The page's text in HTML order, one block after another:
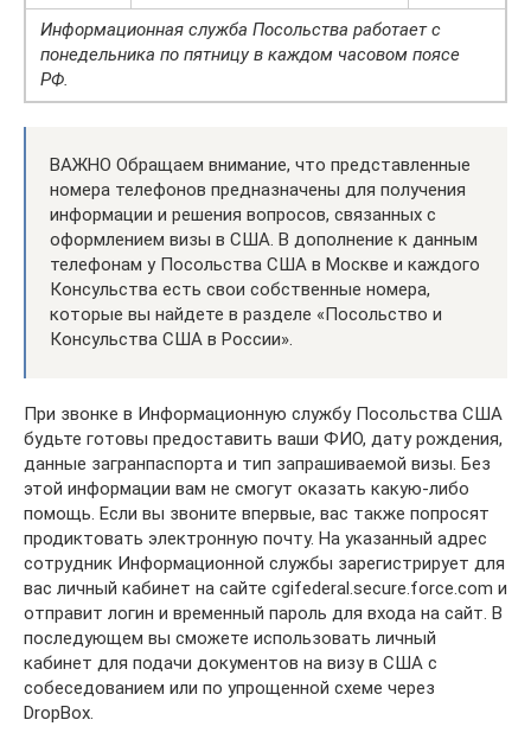
Информационная служба Посольства работает с
понедельника по пятницу в каждом часовом поясе
РФ.
ВАЖНО Обращаем внимание, что представленные
номера телефонов предназначены для получения
информации и решения вопросов, связанных с
оформлением визы в США. В дополнение к данным
телефонам у Посольства США в Москве и каждого
Консульства есть свои собственные номера,
которые вы найдете в разделе «Посольство и
Консульства США в России».
При звонке в Информационную службу Посольства США
будьте готовы предоставить ваши ФИО, дату рождения,
данные загранпаспорта и тип запрашиваемой визы. Без
этой информации вам не смогут оказать какую-либо
помощь. Если вы звоните впервые, вас также попросят
продиктовать электронную почту. На указанный адрес
сотрудник Информационной службы зарегистрирует для
вас личный кабинет на сайте cgifederal.secure.force.com и
отправит логин и временный пароль для входа на сайт. В
последующем вы сможете использовать личный
кабинет для подачи документов на визу в США с
собеседованием или по упрощенной схеме через
DropBox.